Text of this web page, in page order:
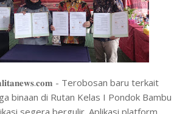
- Terobosan baru terkait
binaan di Rutan Kelas I Pondok Bambu